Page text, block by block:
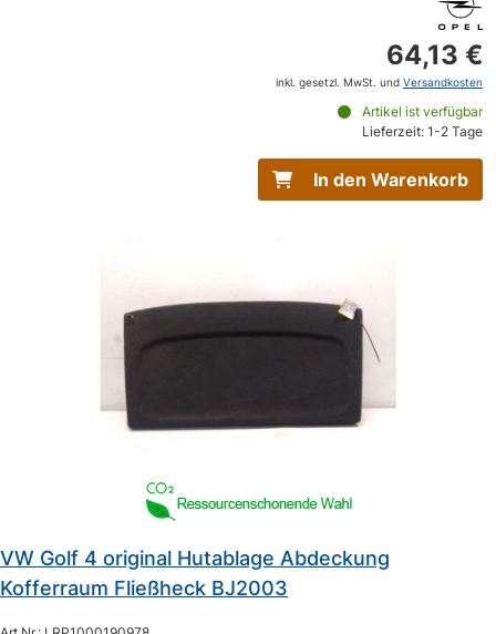
64,13 €
inkl. gesetzl. MwSt. und Versandkosten
Artikel ist verfügbar
Lieferzeit: 1-2 Tage
In den Warenkorb
VW Golf 4 original Hutablage Abdeckung
Kofferraum Fließheck BJ2003